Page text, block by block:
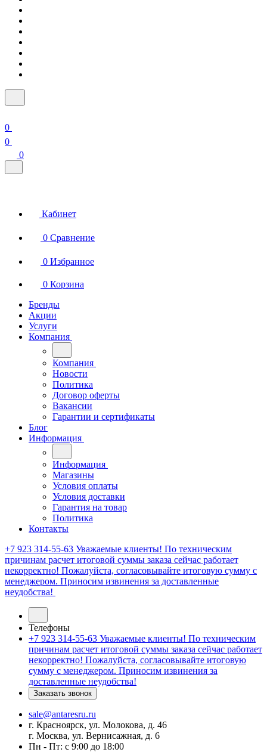
0
0
0
Кабинет
0 Сравнение
0 Избранное
0 Корзина
Бренды
Акции
Услуги
Компания
Компания
Новости
Политика
Договор оферты
Вакансии
Гарантии и сертификаты
Блог
Информация
Информация
Магазины
Условия оплаты
Условия доставки
Гарантия на товар
Политика
Контакты
+7 923 314-55-63 Уважаемые клиенты! По техническим
причинам расчет итоговой суммы заказа сейчас работает
некорректно! Пожалуйста, согласовывайте итоговую сумму с
менеджером. Приносим извинения за доставленные
неудобства!
Телефоны
+7 923 314-55-63 Уважаемые клиенты! По техническим
причинам расчет итоговой суммы заказа сейчас работает
некорректно! Пожалуйста, согласовывайте итоговую
сумму с менеджером. Приносим извинения за
доставленные неудобства!
Заказать звонок
sale@antaresru.ru
г. Красноярск, ул. Молокова, д. 46
г. Москва, ул. Вернисажная, д. 6
Пн - Пт: с 9:00 до 18:00